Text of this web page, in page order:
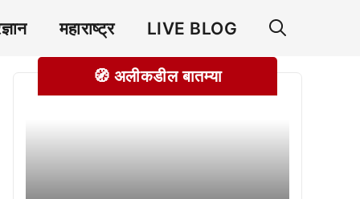
महाराष्ट्र LIVE BLOG
🧭 अलीकडील बातम्या